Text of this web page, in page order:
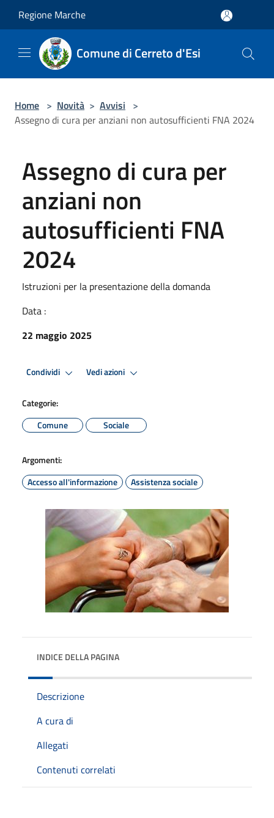
Regione Marche
Comune di Cerreto d'Esi
Home > Novità > Avvisi >
Assegno di cura per anziani non autosufficienti FNA 2024
Assegno di cura per
anziani non
autosufficienti FNA
2024
Istruzioni per la presentazione della domanda
Data :
22 maggio 2025
Condividi Vedi azioni
Categorie:
Comune
Sociale
Argomenti:
Accesso all'informazione
Assistenza sociale
INDICE DELLA PAGINA
Descrizione
A cura di
Allegati
Contenuti correlati